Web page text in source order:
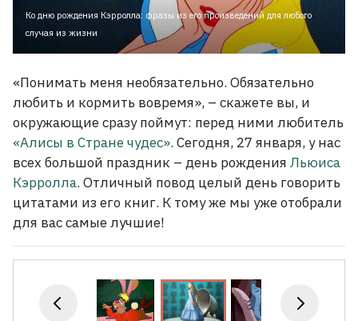
Ко дню рождения Кэрролла: фразы из его произведений для любого
случая из жизни
«Понимать меня необязательно. Обязательно
любить и кормить вовремя», – скажете вы, и
окружающие сразу поймут: перед ними любитель
«Алисы в Стране чудес». Сегодня, 27 января, у нас
всех большой праздник – день рождения Льюиса
Кэрролла. Отличный повод целый день говорить
цитатами из его книг. К тому же мы уже отобрали
для вас самые лучшие!